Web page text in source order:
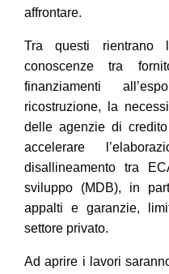
affrontare.
Tra questi rientrano
conoscenze tra
finanziamenti
ricostruzione, la
delle agenzie di
accelerare
disallineamento tra
sviluppo (MDB), in
appalti e garanzie,
settore privato.
Ad aprire i lavori